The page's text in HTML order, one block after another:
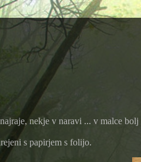
nekje v naravi ... v malce
s papirjem s folijo.